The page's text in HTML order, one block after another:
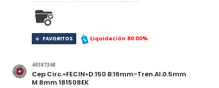
FAVORITOS Liquidación 80.00%
40387348
Cep.Circ.»FECIN»D:150 B:16mm-Tren.Al.0.5mm
M.8mm 181508EK